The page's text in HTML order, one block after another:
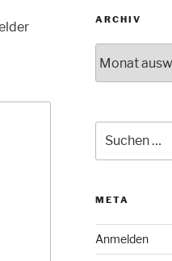
ARCHIV
nach:
META
Anmelden